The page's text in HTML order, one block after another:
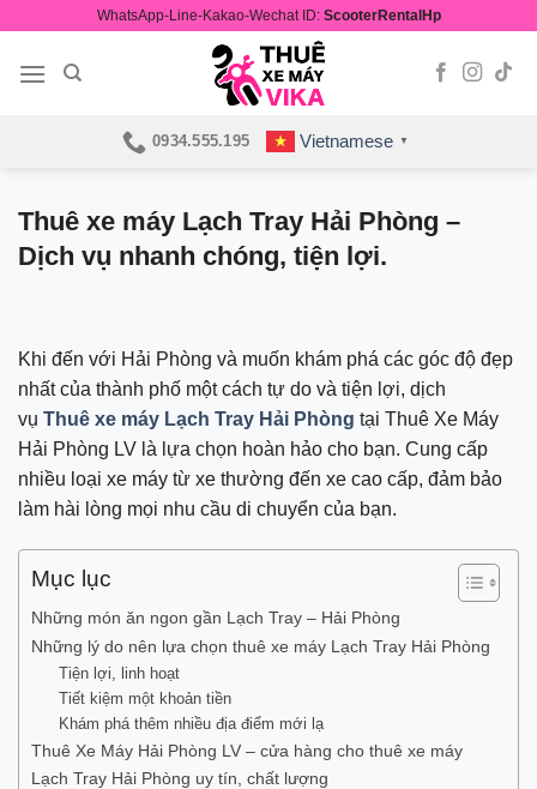
content
WhatsApp-Line-Kakao-Wechat ID: ScooterRentalHp
0934.555.195 Vietnamese ▼
Thuê xe máy Lạch Tray Hải Phòng –
Dịch vụ nhanh chóng, tiện lợi.
Khi đến với Hải Phòng và muốn khám phá các góc độ đẹp
nhất của thành phố một cách tự do và tiện lợi, dịch
vụ Thuê xe máy Lạch Tray Hải Phòng tại Thuê Xe Máy
Hải Phòng LV là lựa chọn hoàn hảo cho bạn. Cung cấp
nhiều loại xe máy từ xe thường đến xe cao cấp, đảm bảo
làm hài lòng mọi nhu cầu di chuyển của bạn.
Mục lục
Những món ăn ngon gần Lạch Tray – Hải Phòng
Những lý do nên lựa chọn thuê xe máy Lạch Tray Hải Phòng
Tiện lợi, linh hoạt
Tiết kiệm một khoản tiền
Khám phá thêm nhiều địa điểm mới lạ
Thuê Xe Máy Hải Phòng LV – cửa hàng cho thuê xe máy
Lạch Tray Hải Phòng uy tín, chất lượng